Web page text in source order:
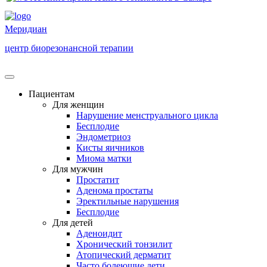
Меридиан
центр биорезонансной терапии
Пациентам
Для женщин
Нарушение менструального цикла
Бесплодие
Эндометриоз
Кисты яичников
Миома матки
Для мужчин
Простатит
Аденома простаты
Эректильные нарушения
Бесплодие
Для детей
Аденоидит
Хронический тонзилит
Атопический дерматит